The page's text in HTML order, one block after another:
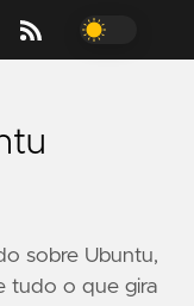
sobre Ubuntu,
tudo o que gira